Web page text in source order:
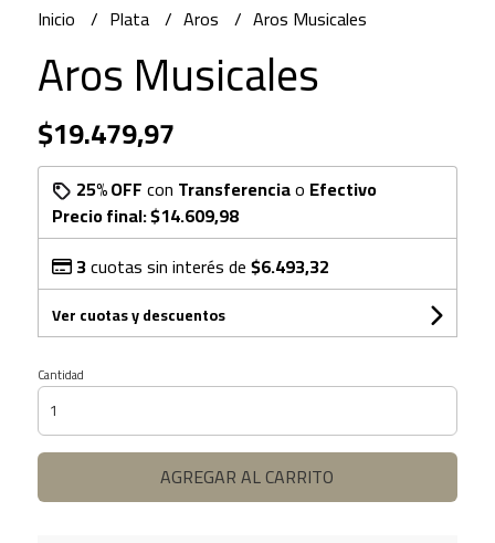
Inicio Plata Aros Aros Musicales
Aros Musicales
$19.479,97
25% OFFcon Transferenciao Efectivo
Precio final:$14.609,98
3cuotas sin interés de$6.493,32
Ver cuotas y descuentos
Cantidad
AGREGAR AL CARRITO